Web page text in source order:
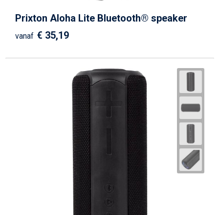
Prixton Aloha Lite Bluetooth® speaker
vanaf € 35,19